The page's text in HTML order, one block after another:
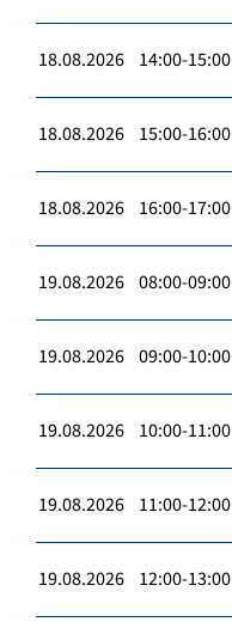
18.08.2026 14:00-15:00
18.08.2026 15:00-16:00
18.08.2026 16:00-17:00
19.08.2026 08:00-09:00
19.08.2026 09:00-10:00
19.08.2026 10:00-11:00
19.08.2026 11:00-12:00
19.08.2026 12:00-13:00